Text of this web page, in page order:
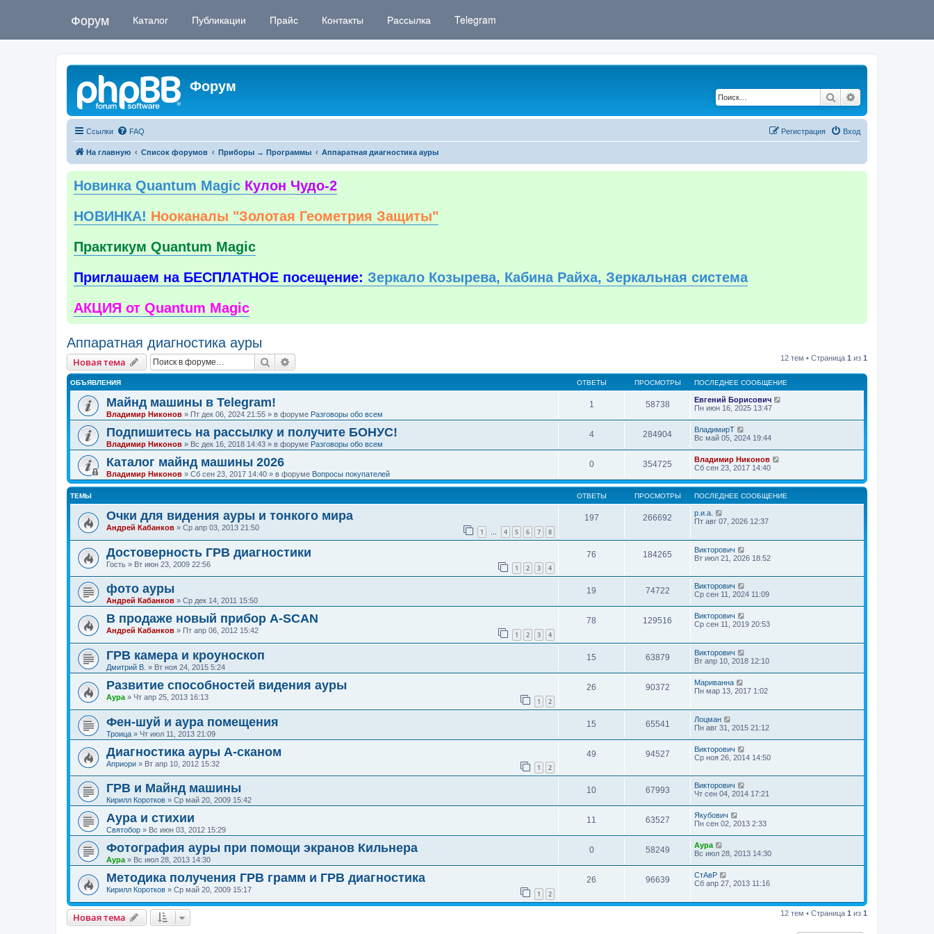
Форум Каталог Публикации Прайс Контакты Рассылка Telegram
Форум
Поиск
Ссылки FAQ Вход
Регистрация
На главную Список форумов Приборы → Программы Аппаратная диагностика ауры
Новинка Quantum Magic Кулон Чудо-2
НОВИНКА! Нооканалы "Золотая Геометрия Защиты"
Практикум Quantum Magic
Приглашаем на БЕСПЛАТНОЕ посещение: Зеркало Козырева, Кабина Райха, Зеркальная система
АКЦИЯ от Quantum Magic
Аппаратная диагностика ауры
Новая тема Поиск 12 тем • Страница 1 из 1
ОБЪЯВЛЕНИЯ ОТВЕТЫ ПРОСМОТРЫ ПОСЛЕДНЕЕ СООБЩЕНИЕ
Майнд машины в Telegram!
Владимир Никонов » Пт дек 06, 2024 21:55 » в форуме Разговоры обо всем
1 58738
Евгений Борисович
Пн июн 16, 2025 13:47
Подпишитесь на рассылку и получите БОНУС!
Владимир Никонов » Вс дек 16, 2018 14:43 » в форуме Разговоры обо всем
4 284904
ВладимирТ
Вс май 05, 2024 19:44
Каталог майнд машины 2026
Владимир Никонов » Сб сен 23, 2017 14:40 » в форуме Вопросы покупателей
0 354725
Владимир Никонов
Сб сен 23, 2017 14:40
ТЕМЫ ОТВЕТЫ ПРОСМОТРЫ ПОСЛЕДНЕЕ СООБЩЕНИЕ
Очки для видения ауры и тонкого мира
Андрей Кабанков » Ср апр 03, 2013 21:50 1 … 4 5 6 7 8
197 266692
р.и.а.
Пт авг 07, 2026 12:37
Достоверность ГРВ диагностики
Гость » Вт июн 23, 2009 22:56 1 2 3 4
76 184265
Викторович
Вт июл 21, 2026 18:52
фото ауры
Андрей Кабанков » Ср дек 14, 2011 15:50
19 74722
Викторович
Ср сен 11, 2024 11:09
В продаже новый прибор A-SCAN
Андрей Кабанков » Пт апр 06, 2012 15:42 1 2 3 4
78 129516
Викторович
Ср сен 11, 2019 20:53
ГРВ камера и кроуноскоп
Дмитрий В. » Вт ноя 24, 2015 5:24
15 63879
Викторович
Вт апр 10, 2018 12:10
Развитие способностей видения ауры
Аура » Чт апр 25, 2013 16:13 1 2
26 90372
Мариванна
Пн мар 13, 2017 1:02
Фен-шуй и аура помещения
Троица » Чт июл 11, 2013 21:09
15 65541
Лоцман
Пн авг 31, 2015 21:12
Диагностика ауры А-сканом
Априори » Вт апр 10, 2012 15:32 1 2
49 94527
Викторович
Ср ноя 26, 2014 14:50
ГРВ и Майнд машины
Кирилл Коротков » Ср май 20, 2009 15:42
10 67993
Викторович
Чт сен 04, 2014 17:21
Аура и стихии
Святобор » Вс июн 03, 2012 15:29
11 63527
Якубович
Пн сен 02, 2013 2:33
Фотография ауры при помощи экранов Кильнера
Аура » Вс июл 28, 2013 14:30
0 58249
Аура
Вс июл 28, 2013 14:30
Методика получения ГРВ грамм и ГРВ диагностика
Кирилл Коротков » Ср май 20, 2009 15:17 1 2
26 96639
СтАвР
Сб апр 27, 2013 11:16
Новая тема 12 тем • Страница 1 из 1